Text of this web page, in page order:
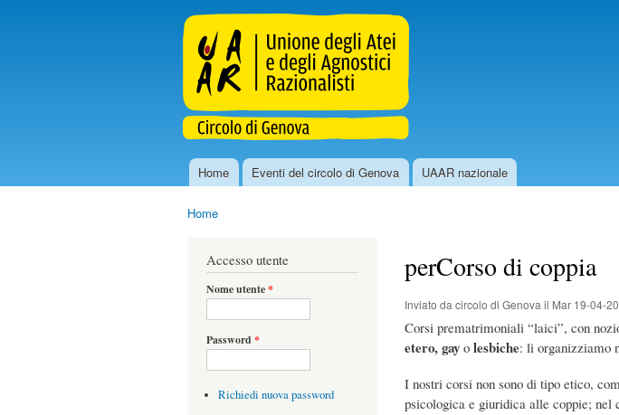
uaar.genova.it
Menu principale
Home Eventi del circolo di Genova UAAR nazionale
Home
Accesso utente
Nome utente*
Password *
Richiedi nuova password
perCorso di coppia
Inviato da circolo di Genova il Mar 19-04-
Corsi prematrimoniali “laici”, con
etero, gay o lesbiche: li organizziamo
I nostri corsi non sono di tipo etico,
psicologica e giuridica alle coppie; nel